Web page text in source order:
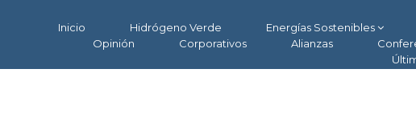
Inicio Hidrógeno Verde Energías Sostenibles
Opinión
Corporativos Alianzas